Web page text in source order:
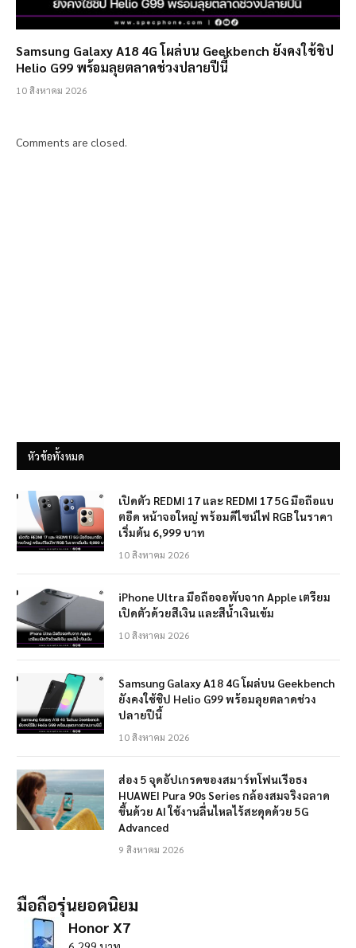
Samsung Galaxy A18 4G โผล่บน Geekbench ยังคงใช้ชิป
Helio G99 พร้อมลุยตลาดช่วงปลายปีนี้
10 สิงหาคม 2026
Comments are closed.
หัวข้อทั้งหมด
เปิดตัว REDMI 17 และ REDMI 17 5G มือถือแบ
ตอึด หน้าจอใหญ่ พร้อมดีไซน์ไฟ RGB ในราคา
เริ่มต้น 6,999 บาท
10 สิงหาคม 2026
iPhone Ultra มือถือจอพับจาก Apple เตรียม
เปิดตัวด้วยสีเงิน และสีน้ำเงินเข้ม
10 สิงหาคม 2026
Samsung Galaxy A18 4G โผล่บน Geekbench
ยังคงใช้ชิป Helio G99 พร้อมลุยตลาดช่วง
ปลายปีนี้
10 สิงหาคม 2026
ส่อง 5 จุดอัปเกรดของสมาร์ทโฟนเรือธง
HUAWEI Pura 90s Series กล้องสมจริงฉลาด
ขึ้นด้วย AI ใช้งานลื่นไหลไร้สะดุดด้วย 5G
Advanced
9 สิงหาคม 2026
มือถือรุ่นยอดนิยม
Honor X7